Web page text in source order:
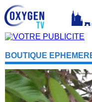
BOUTIQUE